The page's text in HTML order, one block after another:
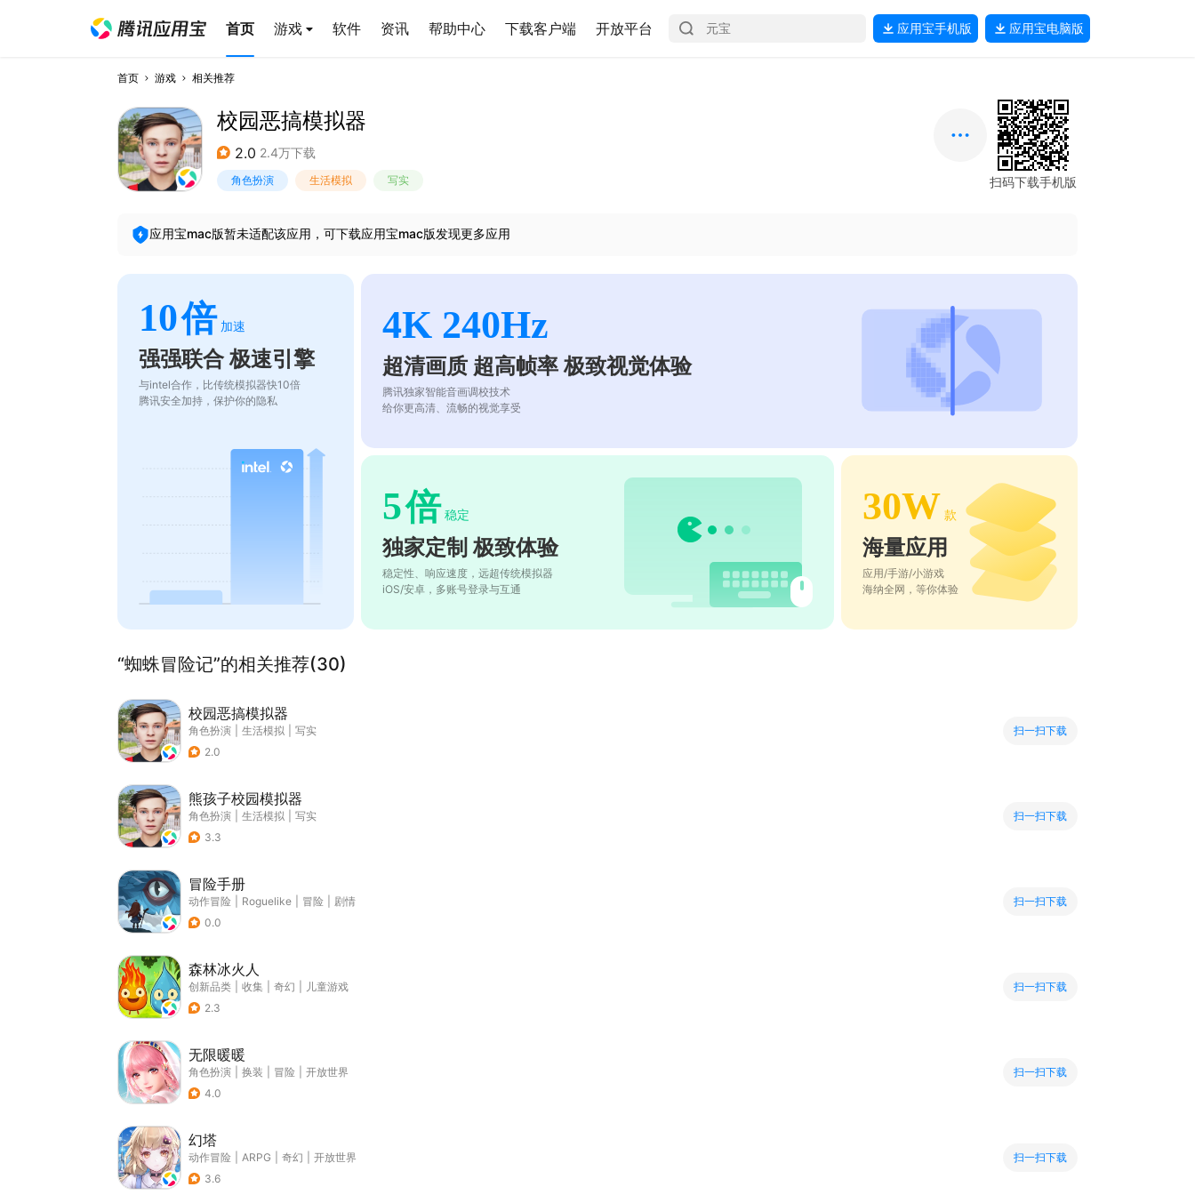
首页 游戏 软件 资讯 帮助中心 下载客户端 开放平台 应用宝手机版 应用宝电脑版
首页 游戏 相关推荐
校园恶搞模拟器
2.0 2.4万下载
角色扮演 生活模拟 写实 扫码下载手机版
应用宝mac版暂未适配该应用，可下载应用宝mac版发现更多应用
10倍 加速
强强联合 极速引擎
与intel合作，比传统模拟器快10倍
腾讯安全加持，保护你的隐私
4K 240Hz
超清画质 超高帧率 极致视觉体验
腾讯独家智能音画调校技术
给你更高清、流畅的视觉享受
5倍 稳定
独家定制 极致体验
稳定性、响应速度，远超传统模拟器
iOS/安卓，多账号登录与互通
30W 款
海量应用
应用/手游/小游戏
海纳全网，等你体验
“蜘蛛冒险记”的相关推荐(30)
校园恶搞模拟器
角色扮演 生活模拟
写实
2.0
扫一扫下载
熊孩子校园模拟器
角色扮演 生活模拟
写实
3.3
扫一扫下载
冒险手册
动作冒险 Roguelike 冒险
剧情
0.0
扫一扫下载
森林冰火人
创新品类 收集 奇幻
儿童游戏
2.3
扫一扫下载
无限暖暖
角色扮演 换装 冒险
开放世界
4.0
扫一扫下载
幻塔
动作冒险 ARPG 奇幻
开放世界
3.6
扫一扫下载